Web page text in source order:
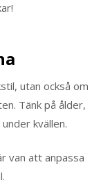
utan också om
Tänk på ålder,
kvällen.
van att anpassa